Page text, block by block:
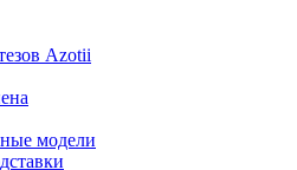
Azotii
модели